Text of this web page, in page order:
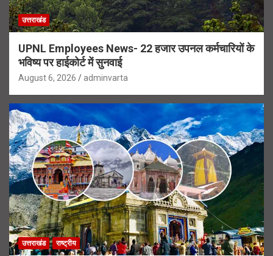
उत्तराखंड
UPNL Employees News- 22 हजार उपनल कर्मचारियों के
भविष्य पर हाईकोर्ट में सुनवाई
August 6, 2026 adminvarta
उत्तराखंड राष्ट्रीय